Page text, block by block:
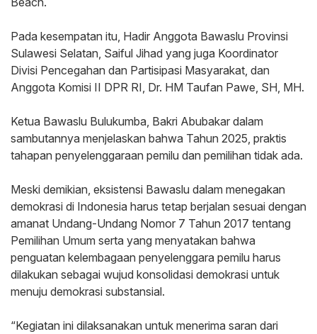
‎Pada kesempatan itu, Hadir Anggota Bawaslu Provinsi
Sulawesi Selatan, Saiful Jihad yang juga Koordinator
Divisi Pencegahan dan Partisipasi Masyarakat, dan
Anggota Komisi II DPR RI, Dr. HM Taufan Pawe, SH, MH.
‎Ketua Bawaslu Bulukumba, Bakri Abubakar dalam
sambutannya menjelaskan bahwa Tahun 2025, praktis
tahapan penyelenggaraan pemilu dan pemilihan tidak ada.
‎Meski demikian, eksistensi Bawaslu dalam menegakan
demokrasi di Indonesia harus tetap berjalan sesuai dengan
amanat Undang-Undang Nomor 7 Tahun 2017 tentang
Pemilihan Umum serta yang menyatakan bahwa
penguatan kelembagaan penyelenggara pemilu harus
dilakukan sebagai wujud konsolidasi demokrasi untuk
menuju demokrasi substansial.
‎“Kegiatan ini dilaksanakan untuk menerima saran dari